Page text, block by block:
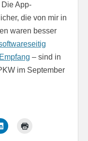
App-
die von mir in
waren besser
– sind in
im September